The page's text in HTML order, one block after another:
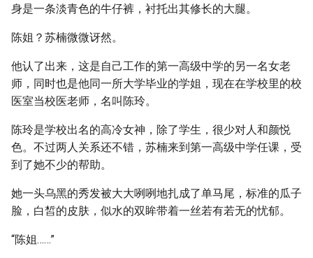
身是一条淡青色的牛仔裤，衬托出其修长的大腿。
陈姐？苏楠微微讶然。
他认了出来，这是自己工作的第一高级中学的另一名女老
师，同时也是他同一所大学毕业的学姐，现在在学校里的校
医室当校医老师，名叫陈玲。
陈玲是学校出名的高冷女神，除了学生，很少对人和颜悦
色。不过两人关系还不错，苏楠来到第一高级中学任课，受
到了她不少的帮助。
她一头乌黑的秀发被大大咧咧地扎成了单马尾，标准的瓜子
脸，白皙的皮肤，似水的双眸带着一丝若有若无的忧郁。
“陈姐……”